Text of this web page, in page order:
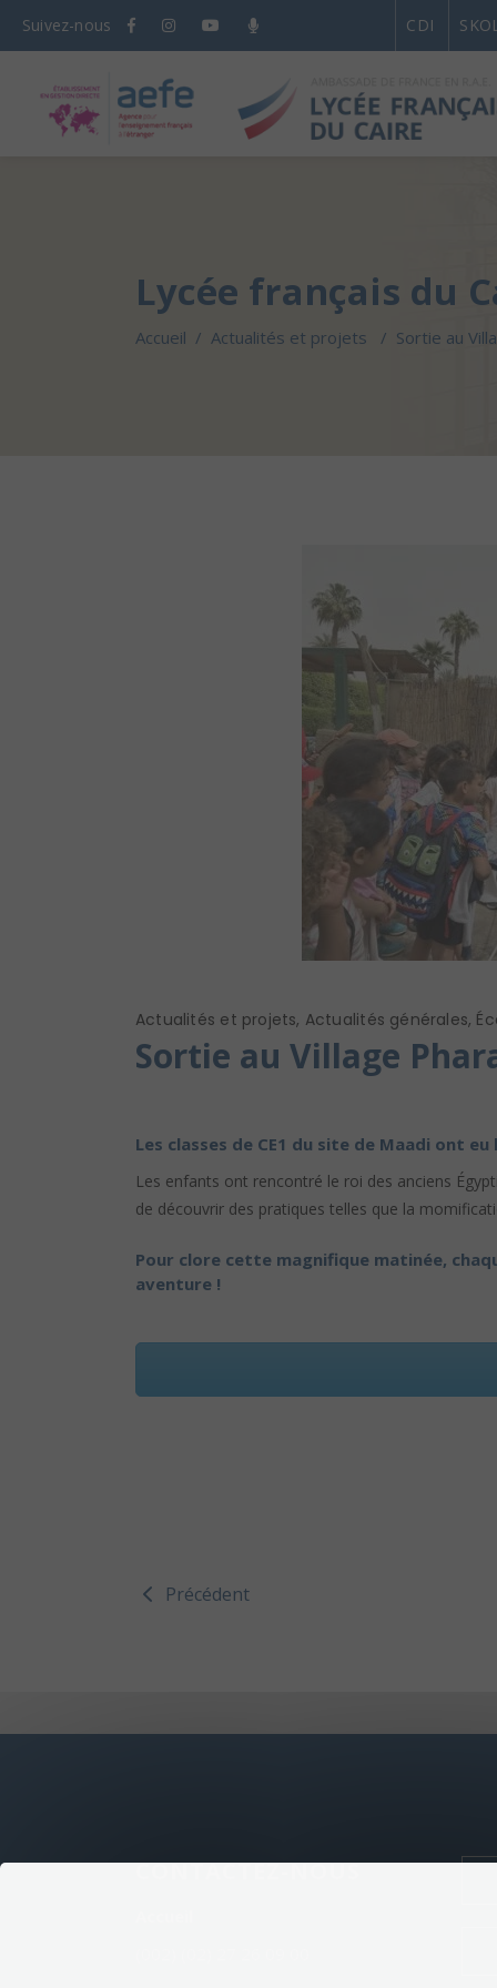
Suivez-nous CDI
Lycée français du
Accueil / Actualités et projets / Sortie au
Actualités et projets, Actualités générales,
Sortie au Village
Les classes de CE1 du site de Maadi ont
Les enfants ont rencontré le roi des anciens
de découvrir des pratiques telles que la
Pour clore cette magnifique matinée,
aventure !
Précédent
CONTACTEZ-NOUS